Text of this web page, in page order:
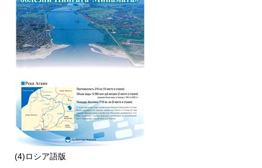
(4)ロシア語版